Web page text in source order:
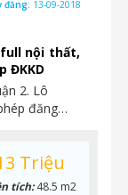
full nội thất,
ĐKKD
2. Lô
đăng…
đăng: 13-09-2018
Triệu
tích:48.5 m2